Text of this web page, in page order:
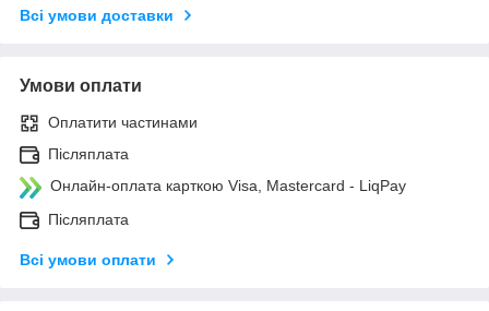
Всі умови доставки
Умови оплати
Оплатити частинами
Післяплата
Онлайн-оплата карткою Visa, Mastercard - LiqPay
Післяплата
Всі умови оплати